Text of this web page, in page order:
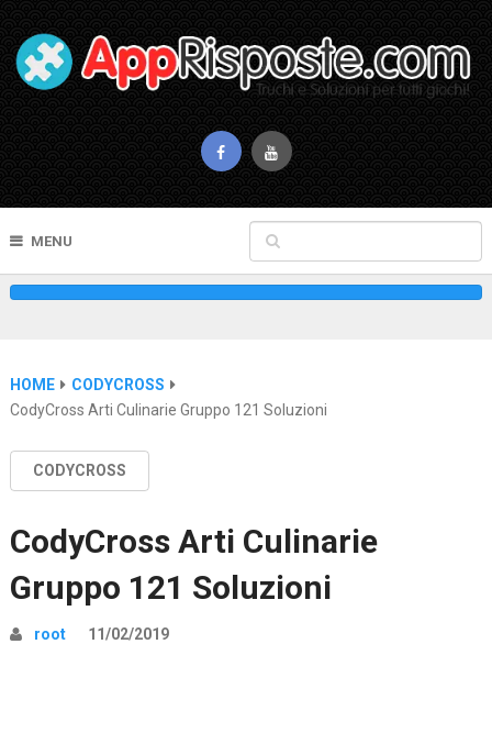
MENU
HOME
CODYCROSS
CodyCross Arti Culinarie Gruppo 121 Soluzioni
CODYCROSS
CodyCross Arti Culinarie
Gruppo 121 Soluzioni
root 11/02/2019